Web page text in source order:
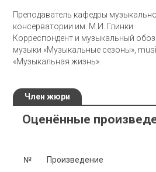
Преподаватель кафедры
консерватории им. М.И. Глинки.
Корреспондент и музыкальный
музыки «Музыкальные сезоны»,
«Музыкальная жизнь».
Член жюри
Оценённые
№ Произведение